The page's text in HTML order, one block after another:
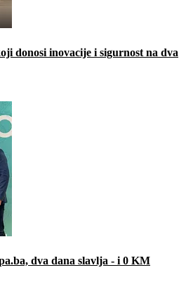
donosi inovacije i sigurnost na dva
dva dana slavlja - i 0 KM